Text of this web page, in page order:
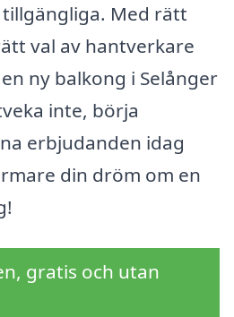
Med rätt
val av hantverkare
ny balkong i Selånger
inte, börja
erbjudanden idag
din dröm om en
gratis och utan